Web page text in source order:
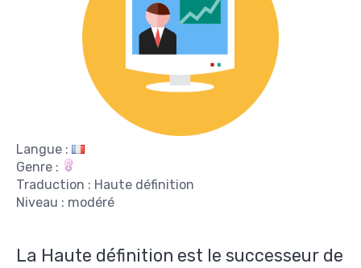
Langue :
Genre :
Traduction : Haute définition
Niveau : modéré
La Haute définition est le successeur de